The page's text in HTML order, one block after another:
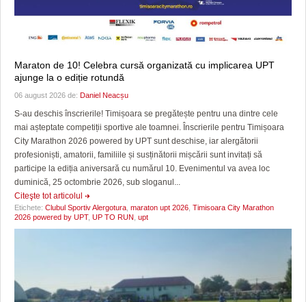
Maraton de 10! Celebra cursă organizată cu implicarea UPT
ajunge la o ediție rotundă
06 august 2026 de: Daniel Neacșu
S-au deschis înscrierile! Timișoara se pregătește pentru una dintre cele
mai așteptate competiții sportive ale toamnei. Înscrierile pentru Timișoara
City Marathon 2026 powered by UPT sunt deschise, iar alergătorii
profesioniști, amatorii, familiile și susținătorii mișcării sunt invitați să
participe la ediția aniversară cu numărul 10. Evenimentul va avea loc
duminică, 25 octombrie 2026, sub sloganul...
Citeşte tot articolul
Etichete: Clubul Sportiv Alergotura maraton upt 2026 Timisoara City Marathon
2026 powered by UPT, UP TO RUN upt